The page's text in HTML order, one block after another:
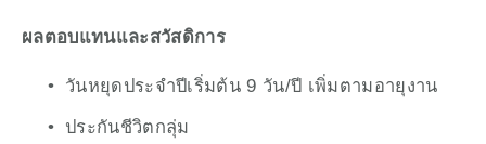
ผลตอบแทนและสวัสดิการ
วันหยุดประจำปีเริ่มต้น 9 วัน/ปี เพิ่มตามอายุงาน
ประกันชีวิตกลุ่ม